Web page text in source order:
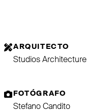
ARQUITECTO
Studios Architecture
FOTÓGRAFO
Stefano Candito